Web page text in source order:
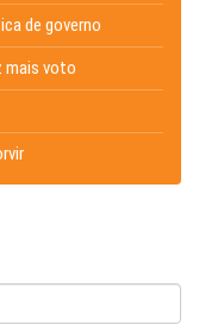
de governo
mais voto